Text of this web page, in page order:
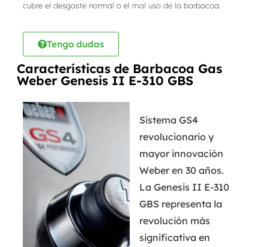
cubre el desgaste normal o el mal uso de la barbacoa.
Tengo dudas
Características de Barbacoa Gas
Weber Genesis II E-310 GBS
Sistema GS4
revolucionario y
mayor innovación
Weber en 30 años.
La Genesis II E-310
GBS representa la
revolución más
significativa en